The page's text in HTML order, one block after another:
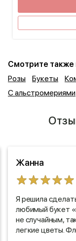
Смотрите также
Розы
Букеты
С альстромериями
Жанна
Я решила
любимый букет
не случайным,
легкие цветы.